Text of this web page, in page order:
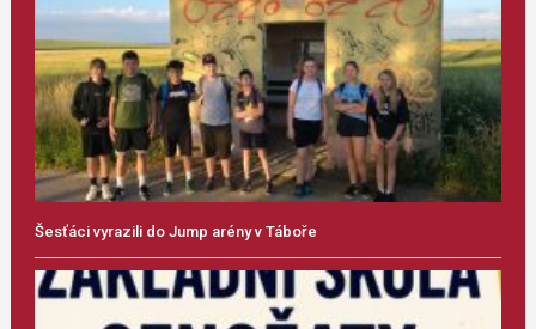
Šesťáci vyrazili do Jump arény v Táboře